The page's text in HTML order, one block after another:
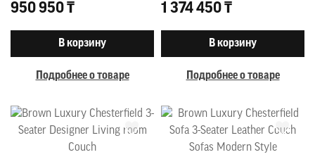
950 950 ₸
В корзину
Подробнее о товаре
1 374 450 ₸
В корзину
Подробнее о товаре